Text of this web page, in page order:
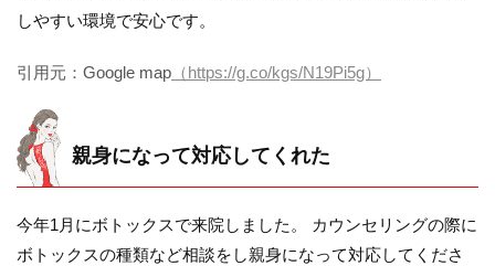
しやすい環境で安心です。
引用元：Google map （https://g.co/kgs/N19Pi5g）
親身になって対応してくれた
今年1月にボトックスで来院しました。 カウンセリングの際に
ボトックスの種類など相談をし親身になって対応してくださ